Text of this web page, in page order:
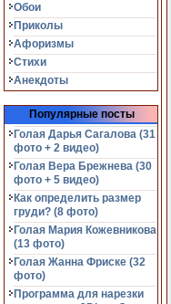
Обои
Приколы
Афоризмы
Стихи
Анекдоты
Популярные посты
Голая Дарья Сагалова (31
фото + 2 видео)
Голая Вера Брежнева (30
фото + 5 видео)
Как определить размер
груди? (8 фото)
Голая Мария Кожевникова
(13 фото)
Голая Жанна Фриске (32
фото)
Программа для нарезки